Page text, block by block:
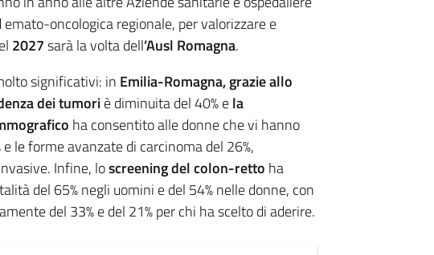
oncologica regionale, per valorizzare e
2027sarà la volta dell’Ausl Romagna.
significativi: in Emilia-Romagna, grazie allo
dei tumoriè diminuita del 40% ela
ha consentito alle donne che vi hanno
le forme avanzate di carcinoma del 26%,
Infine, loscreening del colon-retto ha
del 65% negli uomini e del 54% nelle donne, con
del 33% e del 21% per chi ha scelto di aderire.